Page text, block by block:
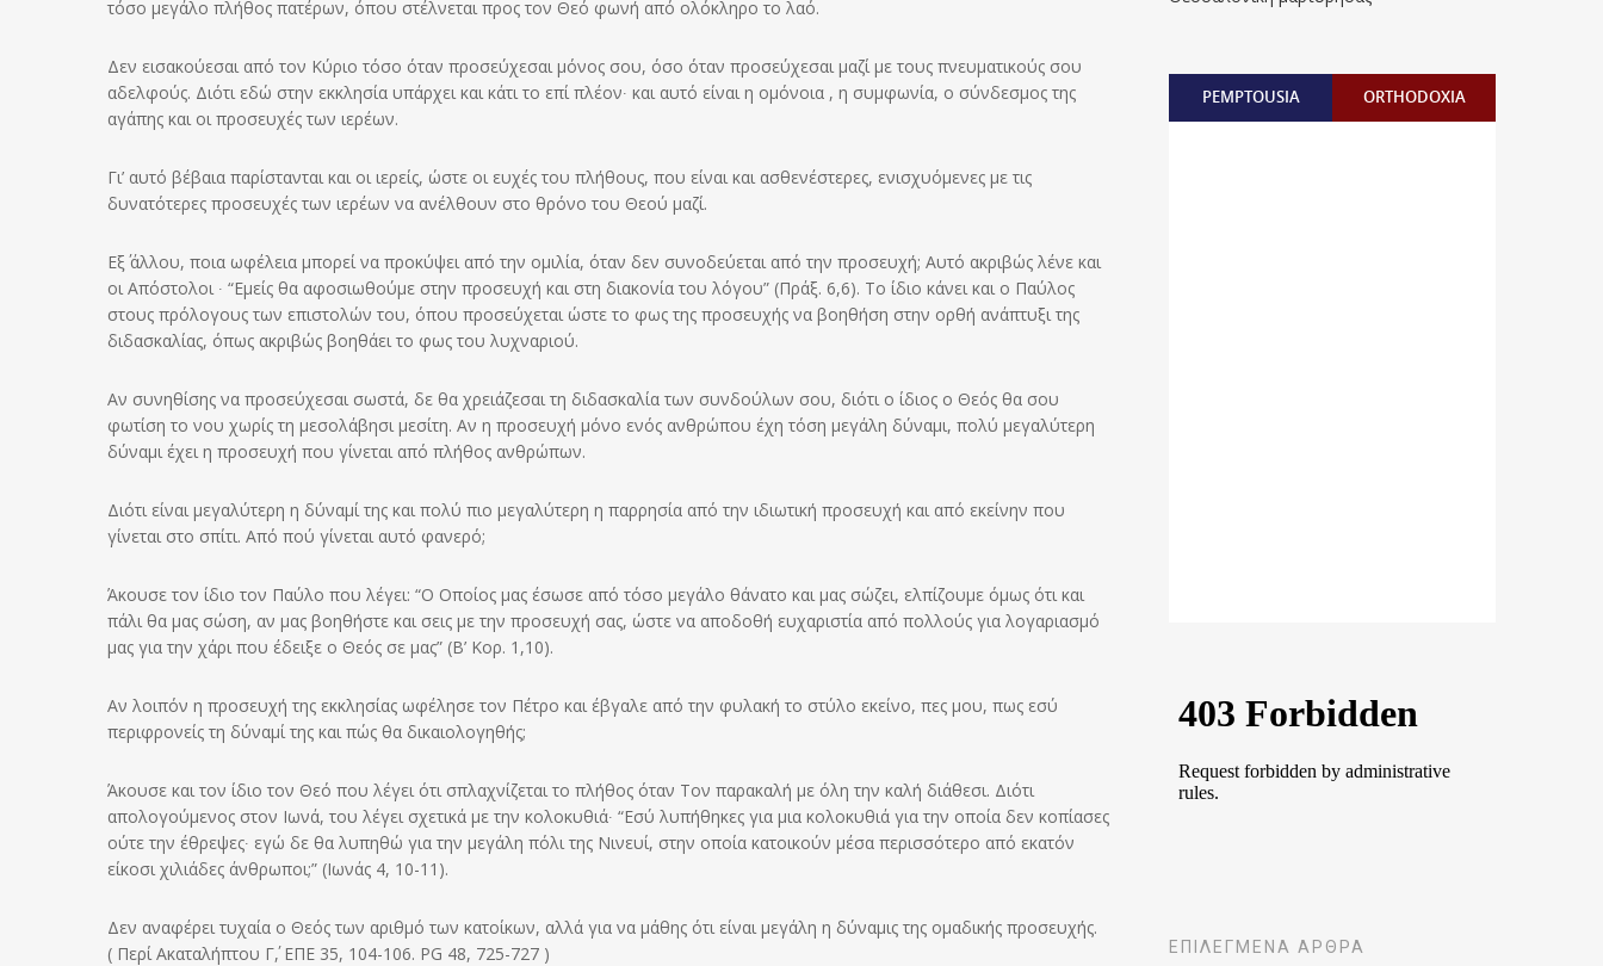
τόσο μεγάλο πλήθος πατέρων, όπου στέλνεται προς τον Θεό φωνή από ολόκληρο το λαό.
Δεν εισακούεσαι από τον Κύριο τόσο όταν προσεύχεσαι μόνος σου, όσο όταν προσεύχεσαι μαζί με τους πνευματικούς σου
αδελφούς. Διότι εδώ στην εκκλησία υπάρχει και κάτι το επί πλέον∙ και αυτό είναι η ομόνοια , η συμφωνία, ο σύνδεσμος της
αγάπης και οι προσευχές των ιερέων.
Γι’ αυτό βέβαια παρίστανται και οι ιερείς, ώστε οι ευχές του πλήθους, που είναι και ασθενέστερες, ενισχυόμενες με τις
δυνατότερες προσευχές των ιερέων να ανέλθουν στο θρόνο του Θεού μαζί.
Εξ΄ άλλου, ποια ωφέλεια μπορεί να προκύψει από την ομιλία, όταν δεν συνοδεύεται από την προσευχή; Αυτό ακριβώς λένε και
οι Απόστολοι ∙ “Εμείς θα αφοσιωθούμε στην προσευχή και στη διακονία του λόγου” (Πράξ. 6,6). Το ίδιο κάνει και ο Παύλος
στους πρόλογους των επιστολών του, όπου προσεύχεται ώστε το φως της προσευχής να βοηθήση στην ορθή ανάπτυξι της
διδασκαλίας, όπως ακριβώς βοηθάει το φως του λυχναριού.
Αν συνηθίσης να προσεύχεσαι σωστά, δε θα χρειάζεσαι τη διδασκαλία των συνδούλων σου, διότι ο ίδιος ο Θεός θα σου
φωτίση το νου χωρίς τη μεσολάβησι μεσίτη. Αν η προσευχή μόνο ενός ανθρώπου έχη τόση μεγάλη δύναμι, πολύ μεγαλύτερη
δύναμι έχει η προσευχή που γίνεται από πλήθος ανθρώπων.
Διότι είναι μεγαλύτερη η δύναμί της και πολύ πιο μεγαλύτερη η παρρησία από την ιδιωτική προσευχή και από εκείνην που
γίνεται στο σπίτι. Από πού γίνεται αυτό φανερό;
Άκουσε τον ίδιο τον Παύλο που λέγει: “Ο Οποίος μας έσωσε από τόσο μεγάλο θάνατο και μας σώζει, ελπίζουμε όμως ότι και
πάλι θα μας σώση, αν μας βοηθήστε και σεις με την προσευχή σας, ώστε να αποδοθή ευχαριστία από πολλούς για λογαριασμό
μας για την χάρι που έδειξε ο Θεός σε μας” (Β’ Κορ. 1,10).
Αν λοιπόν η προσευχή της εκκλησίας ωφέλησε τον Πέτρο και έβγαλε από την φυλακή το στύλο εκείνο, πες μου, πως εσύ
περιφρονείς τη δύναμί της και πώς θα δικαιολογηθής;
Άκουσε και τον ίδιο τον Θεό που λέγει ότι σπλαχνίζεται το πλήθος όταν Τον παρακαλή με όλη την καλή διάθεσι. Διότι
απολογούμενος στον Ιωνά, του λέγει σχετικά με την κολοκυθιά∙ “Εσύ λυπήθηκες για μια κολοκυθιά για την οποία δεν κοπίασες
ούτε την έθρεψες∙ εγώ δε θα λυπηθώ για την μεγάλη πόλι της Νινευί, στην οποία κατοικούν μέσα περισσότερο από εκατόν
είκοσι χιλιάδες άνθρωποι;” (Ιωνάς 4, 10-11).
Δεν αναφέρει τυχαία ο Θεός των αριθμό των κατοίκων, αλλά για να μάθης ότι είναι μεγάλη η δύναμις της ομαδικής προσευχής.
( Περί Ακαταλήπτου Γ΄, ΕΠΕ 35, 104-106. PG 48, 725-727 )
PEMPTOUSIA ORTHODOXIA
ΕΠΙΛΕΓΜΈΝΑ ΆΡΘΡΑ